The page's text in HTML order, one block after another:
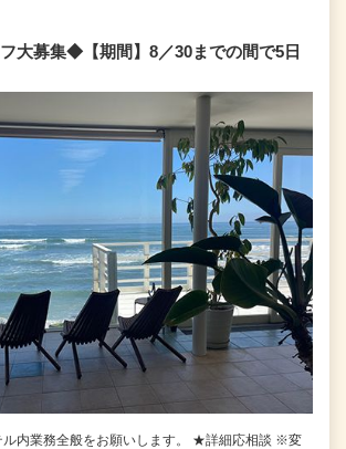
大募集◆【期間】8／30までの間で5日
ル内業務全般をお願いします。 ★詳細応相談 ※変